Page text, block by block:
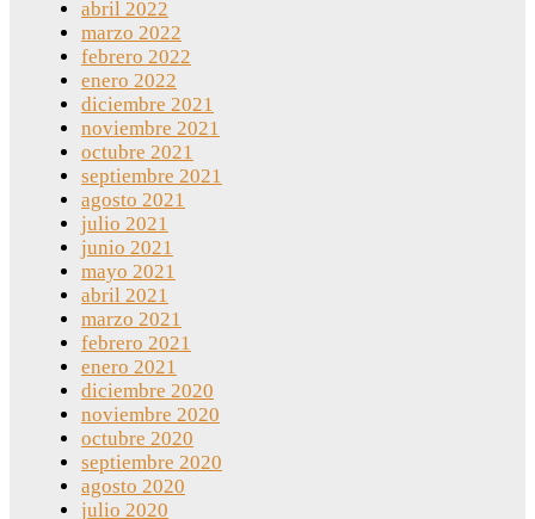
abril 2022
marzo 2022
febrero 2022
enero 2022
diciembre 2021
noviembre 2021
octubre 2021
septiembre 2021
agosto 2021
julio 2021
junio 2021
mayo 2021
abril 2021
marzo 2021
febrero 2021
enero 2021
diciembre 2020
noviembre 2020
octubre 2020
septiembre 2020
agosto 2020
julio 2020